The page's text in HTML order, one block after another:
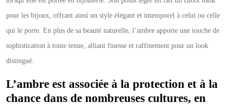
pour les bijoux, offrant ainsi un style élégant et intemporel à celui ou celle
qui le porte. En plus de sa beauté naturelle, l’ambre apporte une touche de
sophistication à toute tenue, alliant finesse et raffinement pour un look
distingué.
L’ambre est associée à la protection et à la
chance dans de nombreuses cultures, en